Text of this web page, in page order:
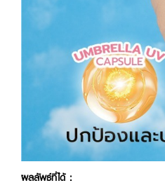
ผลลัพธ์ที่ได้ :